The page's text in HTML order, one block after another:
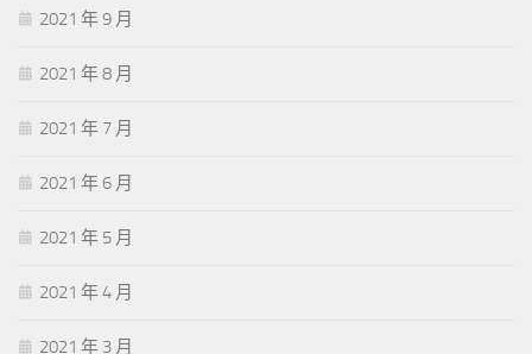
2021 年 9 月
2021 年 8 月
2021 年 7 月
2021 年 6 月
2021 年 5 月
2021 年 4 月
2021 年 3 月